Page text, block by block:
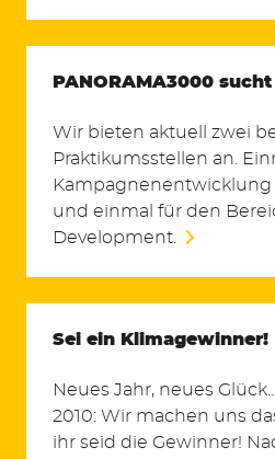
PANORAMA3000
Wir bieten aktuell zwei
Praktikumsstellen an.
und einmal für den
Development.
Sei ein Klimagewinner!
Neues Jahr, neues
2010: Wir machen uns
ihr seid die Gewinner!